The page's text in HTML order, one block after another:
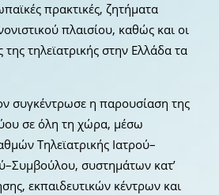
πρακτικές, ζητήματα
πλαισίου, καθώς και οι
της τηλεϊατρικής στην Ελλάδα τα
συγκέντρωσε η παρουσίαση της
σε όλη τη χώρα, μέσω
Τηλεϊατρικής Ιατρού–
συστημάτων κατ’
εκπαιδευτικών κέντρων και